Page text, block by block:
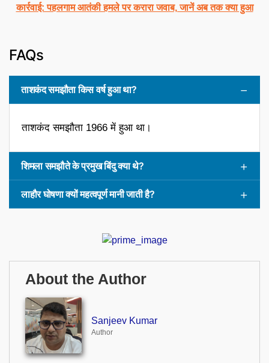
कार्रवाई: पहलगाम आतंकी हमले पर करारा जवाब, जानें अब तक क्या हुआ
FAQs
ताशकंद समझौता किस वर्ष हुआ था?
ताशकंद समझौता 1966 में हुआ था।
शिमला समझौते के प्रमुख बिंदु क्या थे?
लाहौर घोषणा क्यों महत्वपूर्ण मानी जाती है?
About the Author
Sanjeev Kumar
Author